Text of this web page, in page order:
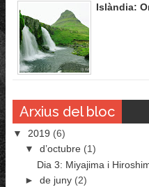
Islàndia:
Arxius del bloc
▼ 2019 (6)
▼ d’octubre (1)
Dia 3: Miyajima i
► de juny (2)